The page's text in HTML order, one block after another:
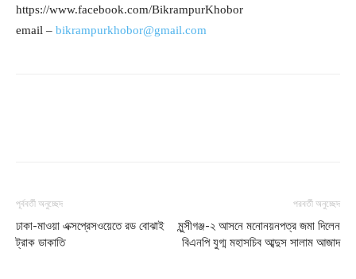
https://www.facebook.com/BikrampurKhobor
email – bikrampurkhobor@gmail.com
পূর্ববর্তী অনুচ্ছেদ
ঢাকা-মাওয়া এক্সপ্রেসওয়েতে রড বোঝাই
ট্রাক ডাকাতি
পরবর্তী অনুচ্ছেদ
মুন্সীগঞ্জ-২ আসনে মনোনয়নপত্র জমা দিলেন
বিএনপি যুগ্ম মহাসচিব আব্দুস সালাম আজাদ